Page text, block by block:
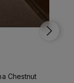
Chestnut